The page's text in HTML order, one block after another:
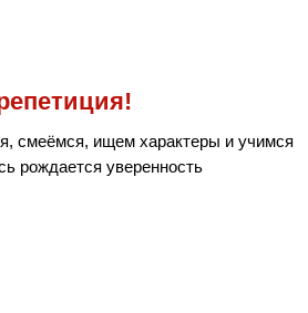
смеёмся, ищем характеры и учимся
рождается уверенность